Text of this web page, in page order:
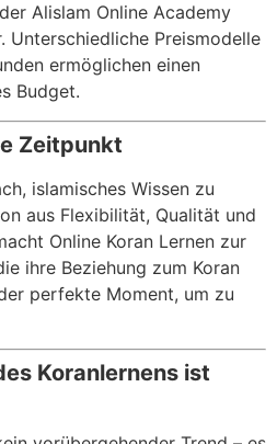
Alislam Online Academy
Unterschiedliche Preismodelle
ermöglichen einen
Budget.
Zeitpunkt
islamisches Wissen zu
aus Flexibilität, Qualität und
Online Koran Lernen zur
ihre Beziehung zum Koran
perfekte Moment, um zu
Koranlernens ist